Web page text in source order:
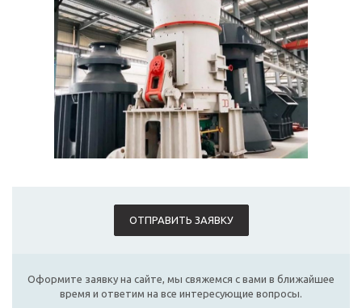
ОТПРАВИТЬ ЗАЯВКУ
Оформите заявку на сайте, мы свяжемся с вами в ближайшее
время и ответим на все интересующие вопросы.